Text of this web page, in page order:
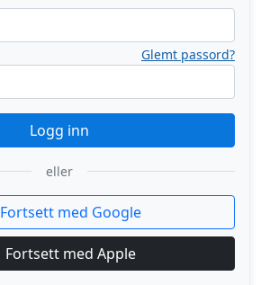
Glemt passord?
Logg inn
eller
Fortsett med Google
Fortsett med Apple